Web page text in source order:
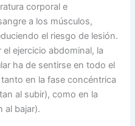
corporal e
a los músculos,
el riesgo de lesión.
ejercicio abdominal, la
ha de sentirse en todo el
en la fase concéntrica
al subir), como en la
al bajar).